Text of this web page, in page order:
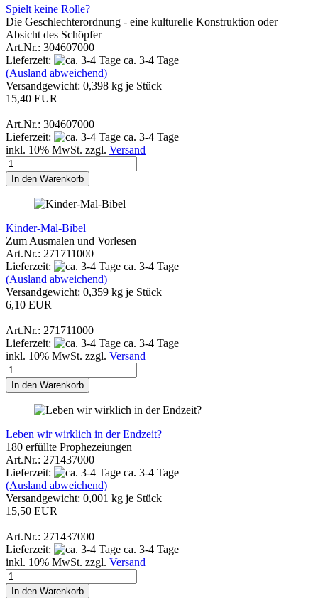
Spielt keine Rolle?
Die Geschlechterordnung - eine kulturelle Konstruktion oder
Absicht des Schöpfer
Art.Nr.: 304607000
Lieferzeit:
ca. 3-4 Tage
(Ausland abweichend)
Versandgewicht: 0,398 kg je Stück
15,40 EUR
Art.Nr.: 304607000
Lieferzeit:
ca. 3-4 Tage
inkl. 10% MwSt. zzgl. Versand
In den Warenkorb
Kinder-Mal-Bibel
Zum Ausmalen und Vorlesen
Art.Nr.: 271711000
Lieferzeit:
ca. 3-4 Tage
(Ausland abweichend)
Versandgewicht: 0,359 kg je Stück
6,10 EUR
Art.Nr.: 271711000
Lieferzeit:
ca. 3-4 Tage
inkl. 10% MwSt. zzgl. Versand
In den Warenkorb
Leben wir wirklich in der Endzeit?
180 erfüllte Prophezeiungen
Art.Nr.: 271437000
Lieferzeit:
ca. 3-4 Tage
(Ausland abweichend)
Versandgewicht: 0,001 kg je Stück
15,50 EUR
Art.Nr.: 271437000
Lieferzeit:
ca. 3-4 Tage
inkl. 10% MwSt. zzgl. Versand
In den Warenkorb